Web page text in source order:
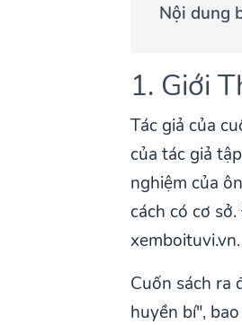
Nội dung
1. Giới
Tác giả của
của tác giả
nghiệm của
cách có cơ
xemboituvi.vn.
Cuốn sách ra
huyền bí",